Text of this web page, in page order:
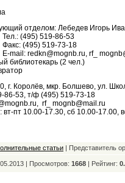
отделом: Лебедев Игорь
Тел.: (495) 519-86-53
Факс: (495) 519-73-18
E-mail: redkn@mognb.ru, rf_
библиотекарь (2 чел.)
г. Королёв, мкр. Болшево, ул.
86-53, т/ф (495) 519-73-18
rf_ mognb@mail.ru
пт 10.00-17.30, сб 10.00-17.00,
статьи | Представитель
| Просмотров: 1668 | Рейтинг: